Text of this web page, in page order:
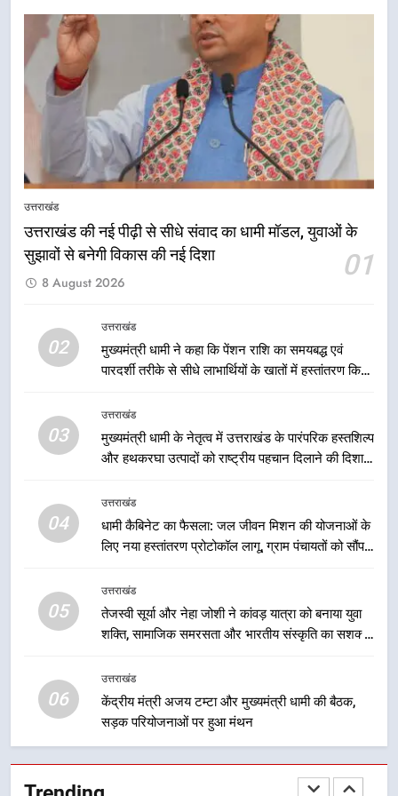
उत्तराखंड
उत्तराखंड की नई पीढ़ी से सीधे संवाद का धामी मॉडल, युवाओं के
सुझावों से बनेगी विकास की नई दिशा
01
8 August 2026
02
उत्तराखंड
मुख्यमंत्री धामी ने कहा कि पेंशन राशि का समयबद्ध एवं
पारदर्शी तरीके से सीधे लाभार्थियों के खातों में हस्तांतरण किया
लाभ मिल रहा है
03
उत्तराखंड
मुख्यमंत्री धामी के नेतृत्व में उत्तराखंड के पारंपरिक हस्तशिल्प
और हथकरघा उत्पादों को राष्ट्रीय पहचान दिलाने की दिशा में
04
उत्तराखंड
धामी कैबिनेट का फैसला: जल जीवन मिशन की योजनाओं के
लिए नया हस्तांतरण प्रोटोकॉल लागू, ग्राम पंचायतों को सौंपने
05
उत्तराखंड
तेजस्वी सूर्या और नेहा जोशी ने कांवड़ यात्रा को बनाया युवा
शक्ति, सामाजिक समरसता और भारतीय संस्कृति का सशक्त
06
उत्तराखंड
केंद्रीय मंत्री अजय टम्टा और मुख्यमंत्री धामी की बैठक,
सड़क परियोजनाओं पर हुआ मंथन
एमडीडीए बोर्ड बैठक में 25 विकास प्रस्तावों
को मिली मंजूरी, देहरादून-मसूरी के
नियोजित विकास को मिलेगी रफ्तार
उत्तराखंड
मुख्यमंत्री धामी के प्रयासों से बनबसा रेलवे
ठहराव हुआ स्वीकृत
उत्तराखंड
1
विकास की नई दिशा
उत्तराखंड
समयबद्ध एवं पारदर्शी तरीके से सीधे
लाभार्थियों के खातों में हस्तांतरण किया जा
उत्तराखंड
3
मुख्यमंत्री धामी के नेतृत्व में उत्तराखंड के
पारंपरिक हस्तशिल्प और हथकरघा उत्पादों
4
प्रोटोकॉल लागू, ग्राम पंचायतों को सौंपने
की प्रक्रिया होगी और प्रभावी
उत्तराखंड
5
तेजस्वी सूर्या और नेहा जोशी ने कांवड़
यात्रा को बनाया युवा शक्ति, सामाजिक